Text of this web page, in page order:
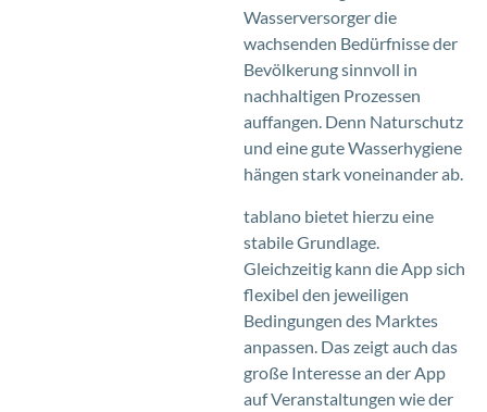
Wasserversorger die
wachsenden Bedürfnisse der
Bevölkerung sinnvoll in
nachhaltigen Prozessen
auffangen. Denn Naturschutz
und eine gute Wasserhygiene
hängen stark voneinander ab.
tablano bietet hierzu eine
stabile Grundlage.
Gleichzeitig kann die App sich
flexibel den jeweiligen
Bedingungen des Marktes
anpassen. Das zeigt auch das
große Interesse an der App
auf Veranstaltungen wie der